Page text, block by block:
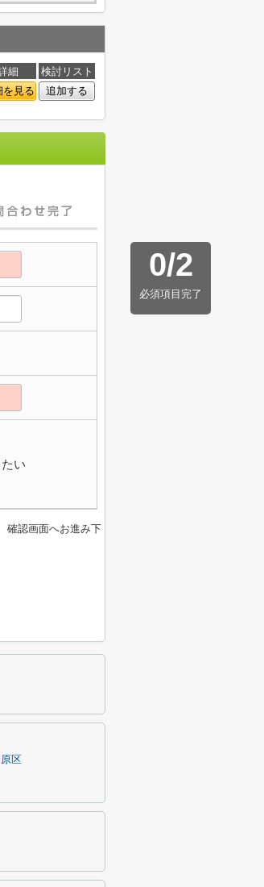
細
検討リスト
を見る 追加する
0/2
必須項目完了
い
確認画面へお進み下
区